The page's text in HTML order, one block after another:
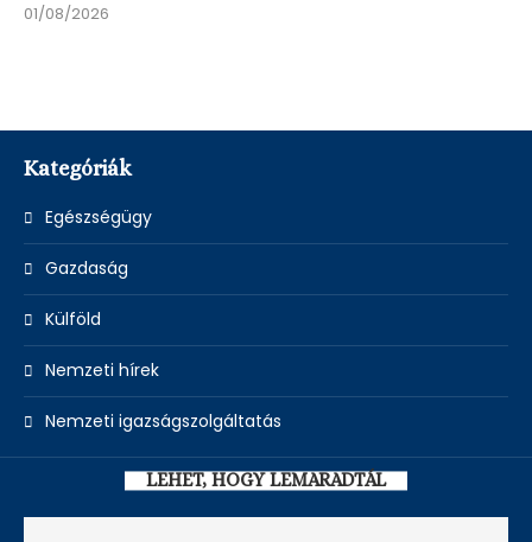
Az argentinokat soha nem szabad leírni, Anglia
01/08/2026
Kategóriák
Egészségügy
Gazdaság
Külföld
Nemzeti hírek
Nemzeti igazságszolgáltatás
LEHET, HOGY LEMARADTÁL